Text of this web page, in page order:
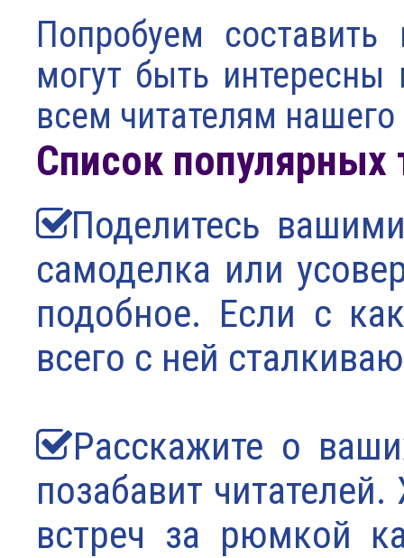
Попробуем
могут быть
всем читателям нашего
Список
Поделитесь
самоделка или
подобное. Если с
всего с ней
Расскажите о
позабавит
встреч за рюмкой